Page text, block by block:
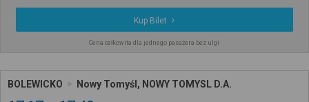
Kup Bilet
Cena całkowita dla jednego pasażera bez ulgi
BOLEWICKO Nowy Tomyśl, NOWY TOMYSL D.A.